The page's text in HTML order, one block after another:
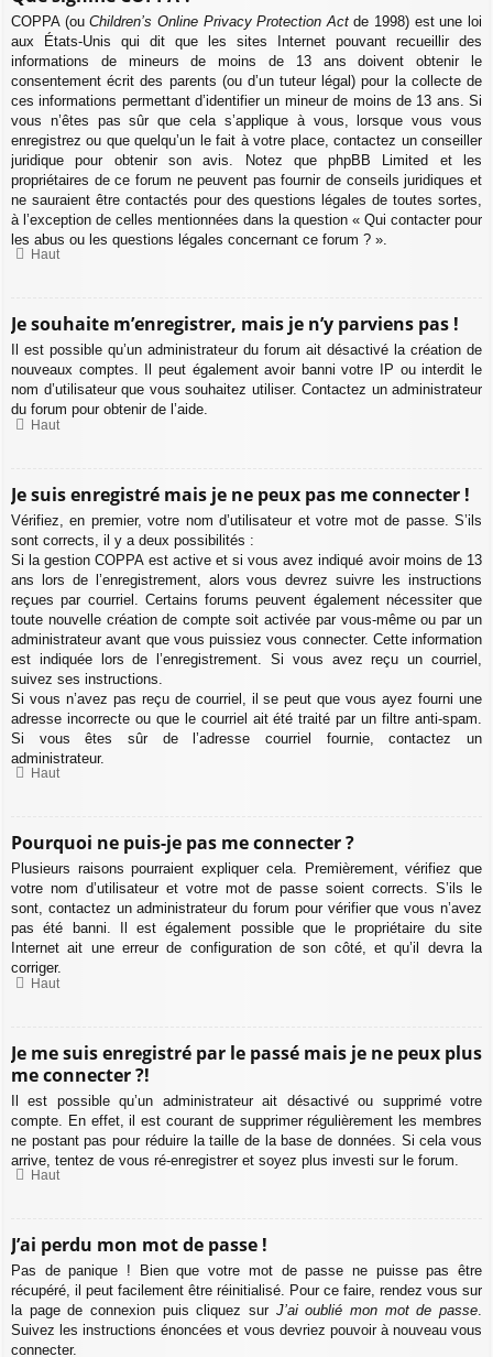
COPPA (ouChildren’s Online Privacy Protection Actde 1998) est une loi
aux États-Unis qui dit que les sites Internet pouvant recueillir des
informations de mineurs de moins de 13 ans doivent obtenir le
consentement écrit des parents (ou d’un tuteur légal) pour la collecte de
ces informations permettant d’identifier un mineur de moins de 13 ans. Si
vous n’êtes pas sûr que cela s’applique à vous, lorsque vous vous
enregistrez ou que quelqu’un le fait à votre place, contactez un conseiller
juridique pour obtenir son avis. Notez que phpBB Limited et les
propriétaires de ce forum ne peuvent pas fournir de conseils juridiques et
ne sauraient être contactés pour des questions légales de toutes sortes,
à l’exception de celles mentionnées dans la question « Qui contacter pour
les abus ou les questions légales concernant ce forum ? ».
Haut
Je souhaite m’enregistrer, mais je n’y parviens pas !
Il est possible qu’un administrateur du forum ait désactivé la création de
nouveaux comptes. Il peut également avoir banni votre IP ou interdit le
nom d’utilisateur que vous souhaitez utiliser. Contactez un administrateur
du forum pour obtenir de l’aide.
Haut
Je suis enregistré mais je ne peux pas me connecter !
Vérifiez, en premier, votre nom d’utilisateur et votre mot de passe. S’ils
sont corrects, il y a deux possibilités :
Si la gestion COPPA est active et si vous avez indiqué avoir moins de 13
ans lors de l’enregistrement, alors vous devrez suivre les instructions
reçues par courriel. Certains forums peuvent également nécessiter que
toute nouvelle création de compte soit activée par vous-même ou par un
administrateur avant que vous puissiez vous connecter. Cette information
est indiquée lors de l’enregistrement. Si vous avez reçu un courriel,
suivez ses instructions.
Si vous n’avez pas reçu de courriel, il se peut que vous ayez fourni une
adresse incorrecte ou que le courriel ait été traité par un filtre anti-spam.
Si vous êtes sûr de l’adresse courriel fournie, contactez un
administrateur.
Haut
Pourquoi ne puis-je pas me connecter ?
Plusieurs raisons pourraient expliquer cela. Premièrement, vérifiez que
votre nom d’utilisateur et votre mot de passe soient corrects. S’ils le
sont, contactez un administrateur du forum pour vérifier que vous n’avez
pas été banni. Il est également possible que le propriétaire du site
Internet ait une erreur de configuration de son côté, et qu’il devra la
corriger.
Haut
Je me suis enregistré par le passé mais je ne peux plus
me connecter ?!
Il est possible qu’un administrateur ait désactivé ou supprimé votre
compte. En effet, il est courant de supprimer régulièrement les membres
ne postant pas pour réduire la taille de la base de données. Si cela vous
arrive, tentez de vous ré-enregistrer et soyez plus investi sur le forum.
Haut
J’ai perdu mon mot de passe !
Pas de panique ! Bien que votre mot de passe ne puisse pas être
récupéré, il peut facilement être réinitialisé. Pour ce faire, rendez vous sur
la page de connexion puis cliquez sur J’ai oublié mon mot de passe.
Suivez les instructions énoncées et vous devriez pouvoir à nouveau vous
connecter.